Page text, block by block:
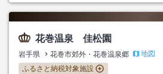
花巻温泉 佳松園
岩手県 花巻市郊外・花巻温泉郷
地図
ふるさと納税対象施設